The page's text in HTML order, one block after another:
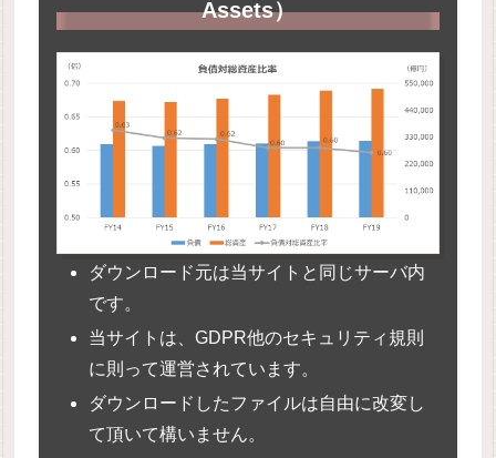
Assets）
ダウンロード元は当サイトと同じサーバ内
です。
当サイトは、GDPR他のセキュリティ規則
に則って運営されています。
ダウンロードしたファイルは自由に改変し
て頂いて構いません。